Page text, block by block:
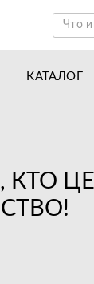
КАТАЛОГ
КТО